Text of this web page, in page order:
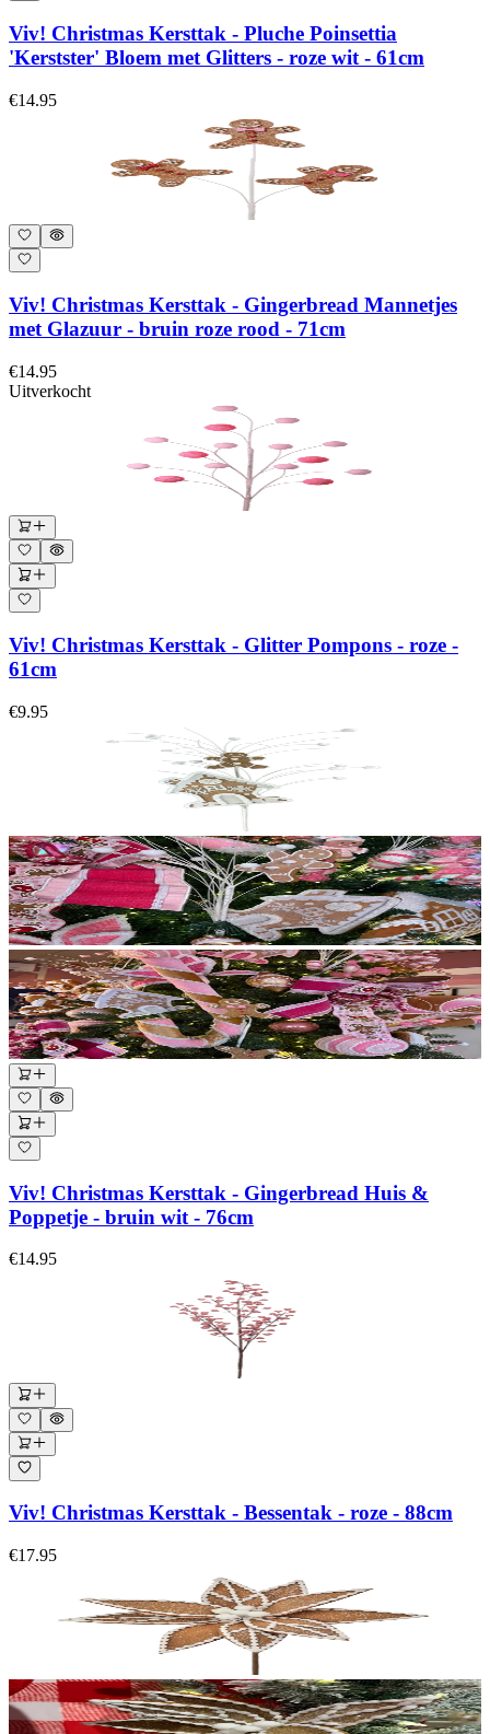
Viv! Christmas Kersttak - Pluche Poinsettia
'Kerstster' Bloem met Glitters - roze wit - 61cm
€14.95
Viv! Christmas Kersttak - Gingerbread Mannetjes
met Glazuur - bruin roze rood - 71cm
€14.95
Uitverkocht
Viv! Christmas Kersttak - Glitter Pompons - roze -
61cm
€9.95
Viv! Christmas Kersttak - Gingerbread Huis &
Poppetje - bruin wit - 76cm
€14.95
Viv! Christmas Kersttak - Bessentak - roze - 88cm
€17.95